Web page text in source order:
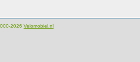
2026 Velomobiel.nl